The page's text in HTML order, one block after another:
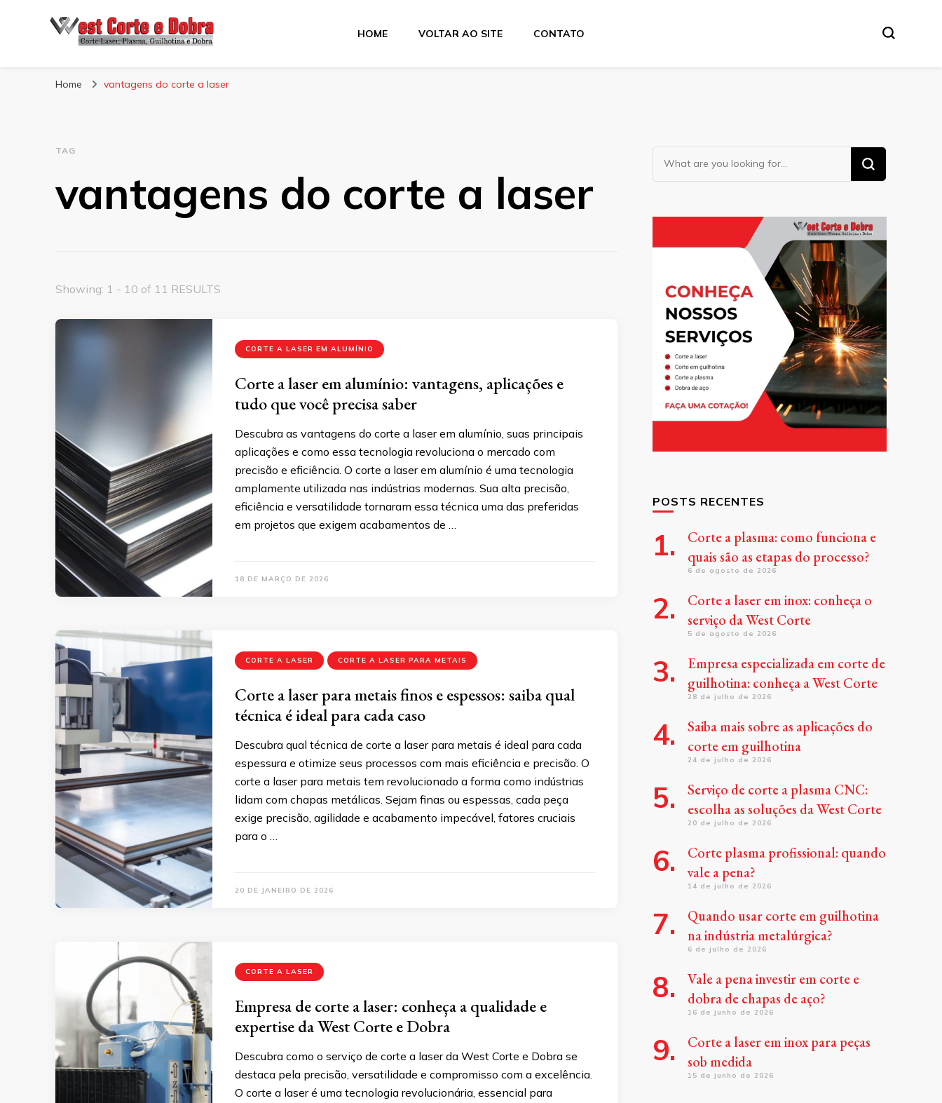
Blog West Corte e Dobra
HOME VOLTAR AO SITE CONTATO
Home vantagens do corte a laser
TAG
vantagens do corte a laser
Showing: 1 - 10 of 11 RESULTS
CORTE A LASER EM ALUMÍNIO
Corte a laser em alumínio: vantagens, aplicações e
tudo que você precisa saber
Descubra as vantagens do corte a laser em alumínio, suas principais
aplicações e como essa tecnologia revoluciona o mercado com
precisão e eficiência. O corte a laser em alumínio é uma tecnologia
amplamente utilizada nas indústrias modernas. Sua alta precisão,
eficiência e versatilidade tornaram essa técnica uma das preferidas
em projetos que exigem acabamentos de …
18 DE MARÇO DE 2026
CORTE A LASER CORTE A LASER PARA METAIS
Corte a laser para metais finos e espessos: saiba qual
técnica é ideal para cada caso
Descubra qual técnica de corte a laser para metais é ideal para cada
espessura e otimize seus processos com mais eficiência e precisão. O
corte a laser para metais tem revolucionado a forma como indústrias
lidam com chapas metálicas. Sejam finas ou espessas, cada peça
exige precisão, agilidade e acabamento impecável, fatores cruciais
para o …
20 DE JANEIRO DE 2026
CORTE A LASER
Empresa de corte a laser: conheça a qualidade e
expertise da West Corte e Dobra
Descubra como o serviço de corte a laser da West Corte e Dobra se
destaca pela precisão, versatilidade e compromisso com a excelência.
O corte a laser é uma tecnologia revolucionária, essencial para
Looking
for
POSTS RECENTES
Corte a plasma: como funciona e
quais são as etapas do processo?
6 de agosto de 2026
Corte a laser em inox: conheça o
serviço da West Corte
5 de agosto de 2026
Empresa especializada em corte de
guilhotina: conheça a West Corte
28 de julho de 2026
Saiba mais sobre as aplicações do
corte em guilhotina
24 de julho de 2026
Serviço de corte a plasma CNC:
escolha as soluções da West Corte
20 de julho de 2026
Corte plasma profissional: quando
vale a pena?
14 de julho de 2026
Quando usar corte em guilhotina
na indústria metalúrgica?
6 de julho de 2026
Vale a pena investir em corte e
dobra de chapas de aço?
16 de junho de 2026
Corte a laser em inox para peças
sob medida
15 de junho de 2026